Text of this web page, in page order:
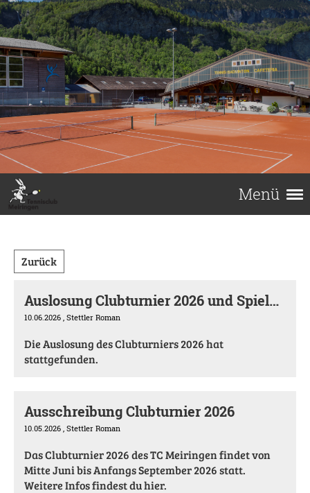
Menü
Zurück
Auslosung Clubturnier 2026 und Spielbetrieb
10.06.2026 , Stettler Roman
Die Auslosung des Clubturniers 2026 hat
stattgefunden.
Ausschreibung Clubturnier 2026
10.05.2026 , Stettler Roman
Das Clubturnier 2026 des TC Meiringen findet von
Mitte Juni bis Anfangs September 2026 statt.
Weitere Infos findest du hier.